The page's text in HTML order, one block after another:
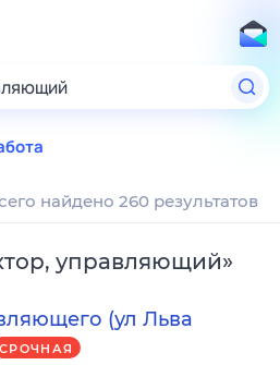
найдено 260 результатов
управляющий»
(ул Льва
СРОЧНАЯ